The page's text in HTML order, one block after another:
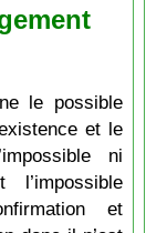
le possible
et le
ni
l’impossible
et